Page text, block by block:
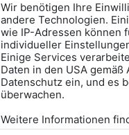
Wir benötigen Ihre
andere Technologien.
wie IP-Adressen können
individueller
Einige Services
Daten in den USA gemäß
Datenschutz ein, und es
überwachen.
Weitere Informationen